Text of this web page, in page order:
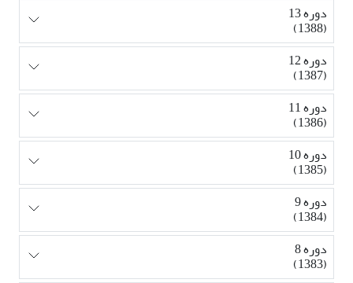
دوره 13
(1388)
دوره 12
(1387)
دوره 11
(1386)
دوره 10
(1385)
دوره 9
(1384)
دوره 8
(1383)